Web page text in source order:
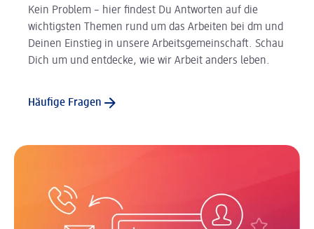
Kein Problem – hier findest Du Antworten auf die
wichtigsten Themen rund um das Arbeiten bei dm und
Deinen Einstieg in unsere Arbeitsgemeinschaft. Schau
Dich um und entdecke, wie wir Arbeit anders leben.
Häufige Fragen